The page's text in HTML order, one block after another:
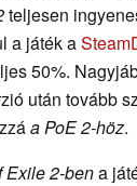
teljesen
a játék a
50%.
után tovább
a PoE 2-höz.
Exile 2-bena